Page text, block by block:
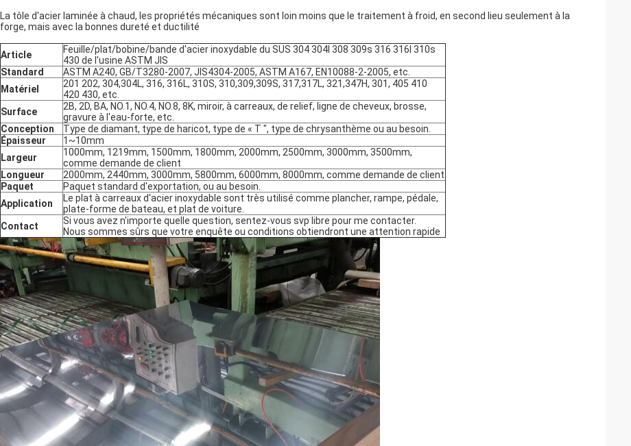
SOUMETTRE
La tôle d'acier laminée à chaud, les propriétés mécaniques sont loin moins que le traitement à froid, en second lieu seulement à la
forge, mais avec la bonnes dureté et ductilité
Article
Feuille/plat/bobine/bande d'acier inoxydable du SUS 304 304l 308 309s 316 316l 310s
430 de l'usine ASTM JIS
Standard
ASTM A240, GB/T3280-2007, JIS4304-2005, ASTM A167, EN10088-2-2005, etc.
Matériel
201 202, 304,304L, 316, 316L, 310S, 310,309,309S, 317,317L, 321,347H, 301, 405 410
420 430, etc.
Surface
2B, 2D, BA, NO.1, NO.4, NO.8, 8K, miroir, à carreaux, de relief, ligne de cheveux, brosse,
gravure à l'eau-forte, etc.
Conception
Type de diamant, type de haricot, type de « T ", type de chrysanthème ou au besoin.
Épaisseur
1~10mm
Largeur
1000mm, 1219mm, 1500mm, 1800mm, 2000mm, 2500mm, 3000mm, 3500mm,
comme demande de client
Longueur
2000mm, 2440mm, 3000mm, 5800mm, 6000mm, 8000mm, comme demande de client
Paquet
Paquet standard d'exportation, ou au besoin.
Application
Le plat à carreaux d'acier inoxydable sont très utilisé comme plancher, rampe, pédale,
plate-forme de bateau, et plat de voiture.
Contact
Si vous avez n'importe quelle question, sentez-vous svp libre pour me contacter.
Nous sommes sûrs que votre enquête ou conditions obtiendront une attention rapide